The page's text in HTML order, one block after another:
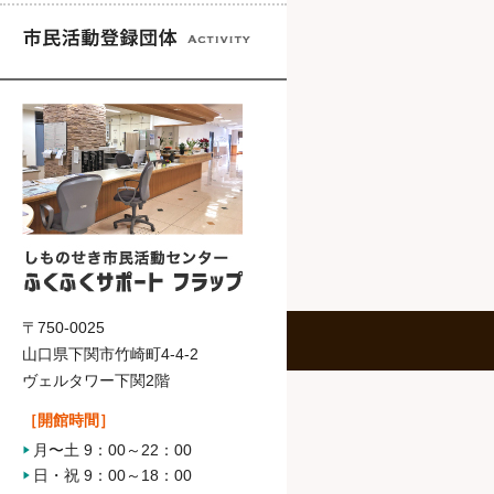
〒750-0025
山口県下関市竹崎町4-4-2
ヴェルタワー下関2階
［開館時間］
月〜土 9：00～22：00
日・祝 9：00～18：00